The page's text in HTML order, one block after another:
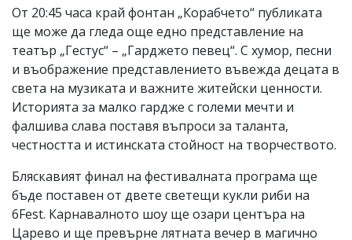
От 20:45 часа край фонтан „Корабчето“ публиката
ще може да гледа още едно представление на
театър „Гестус“ – „Гарджето певец“. С хумор, песни
и въображение представлението въвежда децата в
света на музиката и важните житейски ценности.
Историята за малко гардже с големи мечти и
фалшива слава поставя въпроси за таланта,
честността и истинската стойност на творчеството.
Бляскавият финал на фестивалната програма ще
бъде поставен от двете светещи кукли риби на
6Fest. Карнавалното шоу ще озари центъра на
Царево и ще превърне лятната вечер в магично